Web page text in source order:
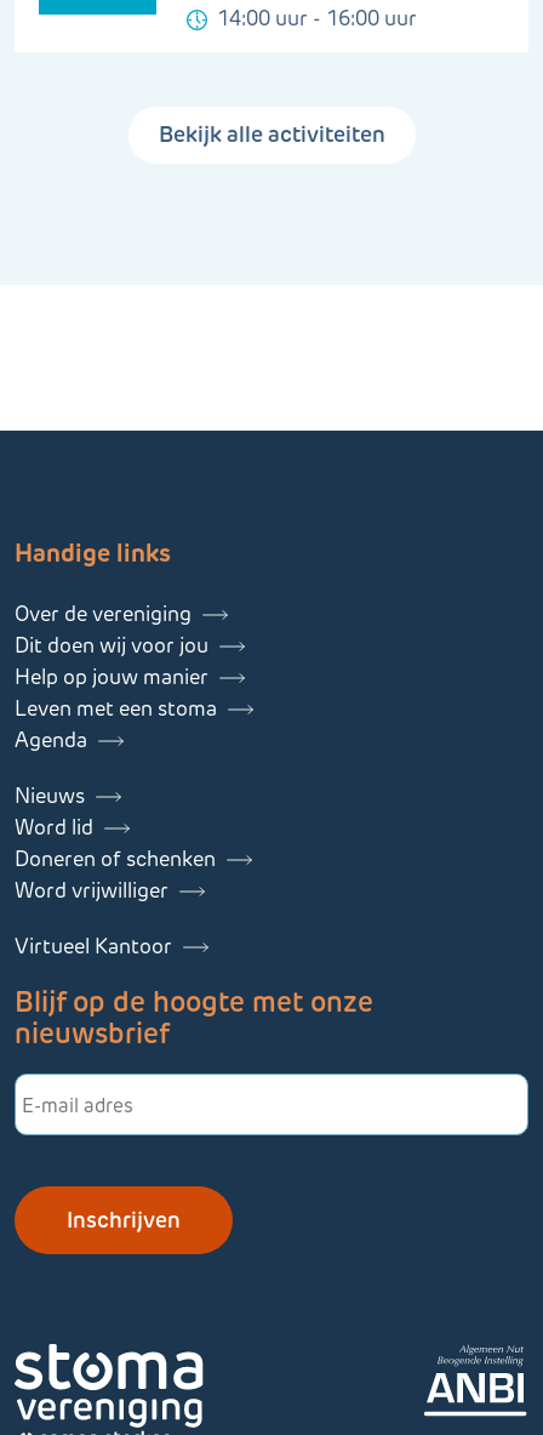
14:00 uur - 16:00 uur
Bekijk alle activiteiten
Handige links
Over de vereniging
Dit doen wij voor jou
Help op jouw manier
Leven met een stoma
Agenda
Nieuws
Word lid
Doneren of schenken
Word vrijwilliger
Virtueel Kantoor
Blijf op de hoogte met onze
nieuwsbrief
E-
mailadres